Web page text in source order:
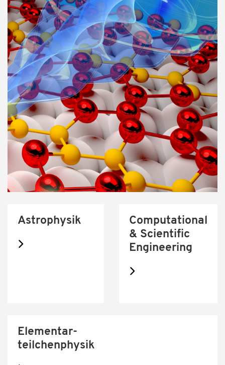
Astrophysik
Computational
& Scientific
Engineering
Elementar-
teilchenphysik